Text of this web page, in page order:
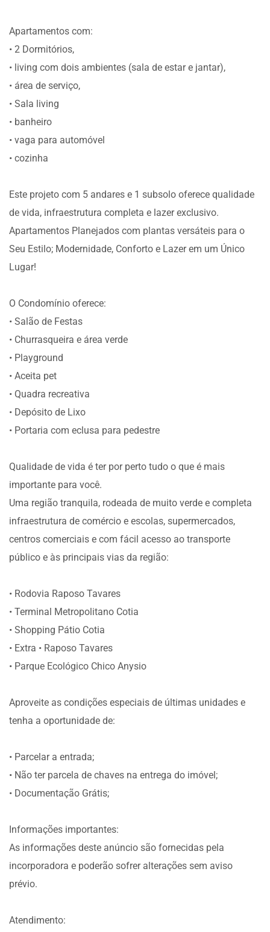
Apartamentos com:
• 2 Dormitórios,
• living com dois ambientes (sala de estar e jantar),
• área de serviço,
• Sala living
• banheiro
• vaga para automóvel
• cozinha
Este projeto com 5 andares e 1 subsolo oferece qualidade
de vida, infraestrutura completa e lazer exclusivo.
Apartamentos Planejados com plantas versáteis para o
Seu Estilo; Modernidade, Conforto e Lazer em um Único
Lugar!
O Condomínio oferece:
• Salão de Festas
• Churrasqueira e área verde
• Playground
• Aceita pet
• Quadra recreativa
• Depósito de Lixo
• Portaria com eclusa para pedestre
Qualidade de vida é ter por perto tudo o que é mais
importante para você.
Uma região tranquila, rodeada de muito verde e completa
infraestrutura de comércio e escolas, supermercados,
centros comerciais e com fácil acesso ao transporte
público e às principais vias da região:
• Rodovia Raposo Tavares
• Terminal Metropolitano Cotia
• Shopping Pátio Cotia
• Extra • Raposo Tavares
• Parque Ecológico Chico Anysio
Aproveite as condições especiais de últimas unidades e
tenha a oportunidade de:
• Parcelar a entrada;
• Não ter parcela de chaves na entrega do imóvel;
• Documentação Grátis;
Informações importantes:
As informações deste anúncio são fornecidas pela
incorporadora e poderão sofrer alterações sem aviso
prévio.
Atendimento: